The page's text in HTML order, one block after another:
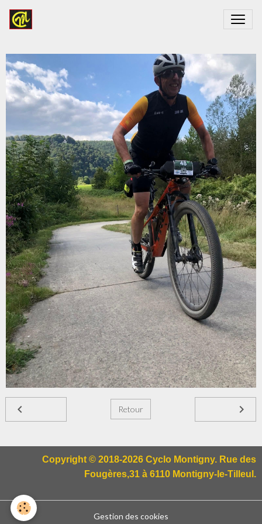
Retour
Copyright © 2018-2026 Cyclo Montigny. Rue des
Fougères,31 à 6110 Montigny-le-Tilleul.
Gestion des cookies